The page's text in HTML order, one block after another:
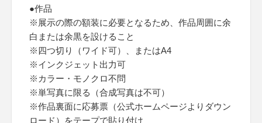
●作品
※展示の際の額装に必要となるため、作品周囲に余
白または余黒を設けること
※四つ切り（ワイド可）、またはA4
※インクジェット出力可
※カラー・モノクロ不問
※単写真に限る（合成写真は不可）
※作品裏面に応募票（公式ホームページよりダウン
ロード）をテープで貼り付け